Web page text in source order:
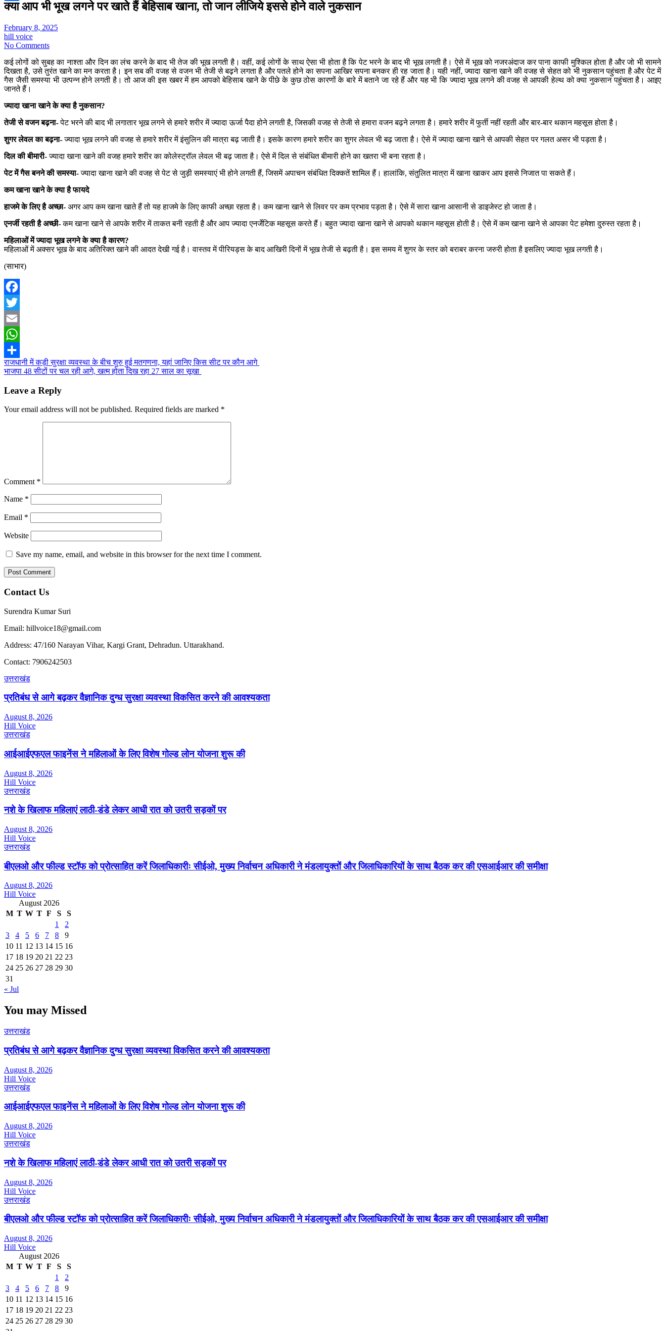
क्या आप भी भूख लगने पर खाते हैं बेहिसाब खाना, तो जान लीजिये इससे होने वाले नुकसान
February 8, 2025
hill voice
No Comments
कई लोगों को सुबह का नाश्ता और दिन का लंच करने के बाद भी तेज की भूख लगती है। वहीं, कई लोगों के साथ ऐसा भी होता है कि पेट भरने के बाद भी भूख लगती है। ऐसे में भूख को नजरअंदाज कर पाना काफी मुश्किल होता है और जो भी सामने
दिखता है, उसे तुरंत खाने का मन करता है। इन सब की वजह से वजन भी तेजी से बढ़ने लगता है और पतले होने का सपना आखिर सपना बनकर ही रह जाता है। यही नहीं, ज्यादा खाना खाने की वजह से सेहत को भी नुकसान पहुंचता है और पेट में
गैस जैसी समस्या भी उत्पन्न होने लगती है। तो आज की इस खबर में हम आपको बेहिसाब खाने के पीछे के कुछ ठोस कारणों के बारे में बताने जा रहे हैं और यह भी कि ज्यादा भूख लगने की वजह से आपकी हेल्थ को क्या नुकसान पहुंचता है। आइए
जानते हैं।
ज्यादा खाना खाने के क्या है नुकसान?
तेजी से वजन बढ़ना-पेट भरने की बाद भी लगातार भूख लगने से हमारे शरीर में ज्यादा ऊर्जा पैदा होने लगती है, जिसकी वजह से तेजी से हमारा वजन बढ़ने लगता है। हमारे शरीर में फुर्ती नहीं रहती और बार-बार थकान महसूस होता है।
शुगर लेवल का बढ़ना-ज्यादा भूख लगने की वजह से हमारे शरीर में इंसुलिन की मात्रा बढ़ जाती है। इसके कारण हमारे शरीर का शुगर लेवल भी बढ़ जाता है। ऐसे में ज्यादा खाना खाने से आपकी सेहत पर गलत असर भी पड़ता है।
दिल की बीमारी-ज्यादा खाना खाने की वजह हमारे शरीर का कोलेस्ट्रॉल लेवल भी बढ़ जाता है। ऐसे में दिल से संबंधित बीमारी होने का खतरा भी बना रहता है।
पेट में गैस बनने की समस्या-ज्यादा खाना खाने की वजह से पेट से जुड़ी समस्याएं भी होने लगती हैं, जिसमें अपाचन संबंधित दिक्कतें शामिल हैं। हालांकि, संतुलित मात्रा में खाना खाकर आप इससे निजात पा सकते हैं।
कम खाना खाने के क्या है फायदे
हाजमे के लिए है अच्छा- अगर आप कम खाना खाते हैं तो यह हाजमे के लिए काफी अच्छा रहता है। कम खाना खाने से लिवर पर कम प्रभाव पड़ता है। ऐसे में सारा खाना आसानी से डाइजेस्ट हो जाता है।
एनर्जी रहती है अच्छी-कम खाना खाने से आपके शरीर में ताकत बनी रहती है और आप ज्यादा एनर्जेटिक महसूस करते हैं। बहुत ज्यादा खाना खाने से आपको थकान महसूस होती है। ऐसे में कम खाना खाने से आपका पेट हमेशा दुरुस्त रहता है।
महिलाओं में ज्यादा भूख लगने के क्या है कारण?
महिलाओं में अक्सर भूख के बाद अतिरिक्त खाने की आदत देखी गई है। वास्तव में पीरियड्स के बाद आखिरी दिनों में भूख तेजी से बढ़ती है। इस समय में शुगर के स्तर को बराबर करना जरुरी होता है इसलिए ज्यादा भूख लगती है।
(साभार)
Facebook
Twitter
Email
WhatsApp
Share
Post
navigation
राजधानी में कड़ी सुरक्षा व्यवस्था के बीच शुरु हुई मतगणना, यहां जानिए किस सीट पर कौन आगे
भाजपा 48 सीटों पर चल रही आगे, खत्म होता दिख रहा 27 साल का सूखा
Leave a Reply
Your email address will not be published. Required fields are marked *
Comment *
Name *
Email *
Website
Save my name, email, and website in this browser for the next time I comment.
Contact Us
Surendra Kumar Suri
Email: hillvoice18@gmail.com
Address: 47/160 Narayan Vihar, Kargi Grant, Dehradun. Uttarakhand.
Contact: 7906242503
उत्तराखंड
प्रतिबंध से आगे बढ़कर वैज्ञानिक दुग्ध सुरक्षा व्यवस्था विकसित करने की आवश्यकता
August 8, 2026
Hill Voice
उत्तराखंड
आईआईएफएल फाइनेंस ने महिलाओं के लिए विशेष गोल्ड लोन योजना शुरू की
August 8, 2026
Hill Voice
उत्तराखंड
नशे के खिलाफ महिलाएं लाठी-डंडे लेकर आधी रात को उतरी सड़कों पर
August 8, 2026
Hill Voice
उत्तराखंड
बीएलओ और फील्ड स्टॉफ को प्रोत्साहित करें जिलाधिकारीः सीईओ, मुख्य निर्वाचन अधिकारी ने मंडलायुक्तों और जिलाधिकारियों के साथ बैठक कर की एसआईआर की समीक्षा
August 8, 2026
Hill Voice
August 2026
M T W T F S
S
1
2
3
4 5 6 7 8
9
10 11 12 13 14 15 16
17 18 19 20 21 22 23
24 25 26 27 28 29 30
31
« Jul
You may Missed
उत्तराखंड
प्रतिबंध से आगे बढ़कर वैज्ञानिक दुग्ध सुरक्षा व्यवस्था विकसित करने की आवश्यकता
August 8, 2026
Hill Voice
उत्तराखंड
आईआईएफएल फाइनेंस ने महिलाओं के लिए विशेष गोल्ड लोन योजना शुरू की
August 8, 2026
Hill Voice
उत्तराखंड
नशे के खिलाफ महिलाएं लाठी-डंडे लेकर आधी रात को उतरी सड़कों पर
August 8, 2026
Hill Voice
उत्तराखंड
बीएलओ और फील्ड स्टॉफ को प्रोत्साहित करें जिलाधिकारीः सीईओ, मुख्य निर्वाचन अधिकारी ने मंडलायुक्तों और जिलाधिकारियों के साथ बैठक कर की एसआईआर की समीक्षा
August 8, 2026
Hill Voice
August 2026
M T W T F S
S
1
2
3
4 5 6 7 8
9
10 11 12 13 14 15 16
17 18 19 20 21 22 23
24 25 26 27 28 29 30
Share